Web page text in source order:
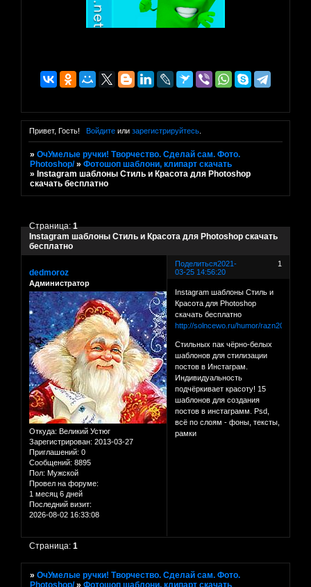
Привет, Гость! Войдитеили зарегистрируйтесь.
»ОчУмелые ручки! Творчество. Сделай сам. Фото.
Photoshop/ »Фотошоп шаблони, клипарт скачать
» Instagram шаблоны Стиль и Красота для Photoshop
скачать бесплатно
Instagram шаблоны Стиль и Красота для Photoshop скачать
бесплатно
Страница:1
Поделиться 1
2021-
03-25 14:56:20
dedmoroz
Администратор
Откуда: Великий Устюг
Зарегистрирован: 2013-03-27
Приглашений: 0
Сообщений: 8895
Пол: Мужской
Провел на форуме:
1 месяц 6 дней
Последний визит:
2026-08-02 16:33:08
Instagram шаблоны Стиль и
Красота для Photoshop
скачать бесплатно
http://solncewo.ru/humor/
Стильных пак чёрно-белых
шаблонов для стилизации
постов в Инстаграм.
Индивидуальность
подчёркивает красоту! 15
шаблонов для создания
постов в инстаграмм. Psd,
всё по слоям - фоны, тексты,
рамки
Страница:1
»ОчУмелые ручки! Творчество. Сделай сам. Фото.
Photoshop/ »Фотошоп шаблони, клипарт скачать